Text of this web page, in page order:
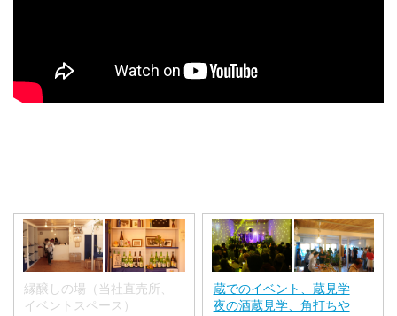
縁醸しの場（当社直売所、
イベントスペース）
蔵でのイベント、蔵見学
夜の酒蔵見学、角打ちや